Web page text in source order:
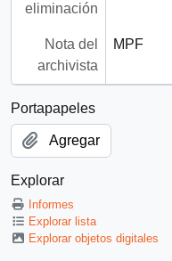
eliminación
Nota del
archivista
MPF
Portapapeles
Agregar
Explorar
Informes
Explorar lista
Explorar objetos digitales